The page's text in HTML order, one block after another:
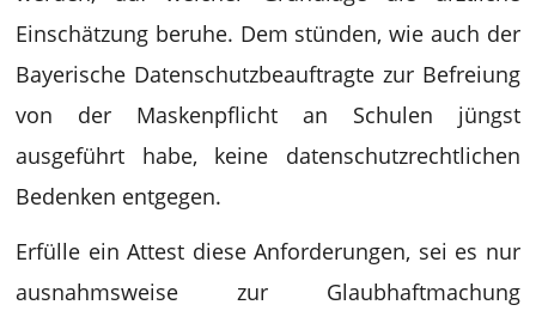
Einschätzung beruhe. Dem stünden, wie auch der
Bayerische Datenschutzbeauftragte zur Befreiung
von der Maskenpflicht an Schulen jüngst
ausgeführt habe, keine datenschutzrechtlichen
Bedenken entgegen.
Erfülle ein Attest diese Anforderungen, sei es nur
ausnahmsweise zur Glaubhaftmachung